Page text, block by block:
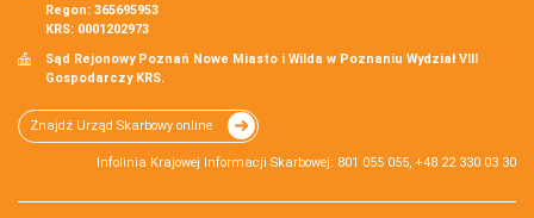
Regon: 365695953
KRS: 0001202973
Sąd Rejonowy Poznań Nowe Miasto i Wilda w Poznaniu Wydział VIII
Gospodarczy KRS.
Znajdź Urząd Skarbowy online
Infolinia Krajowej Informacji Skarbowej: 801 055 055, +48 22 330 03 30